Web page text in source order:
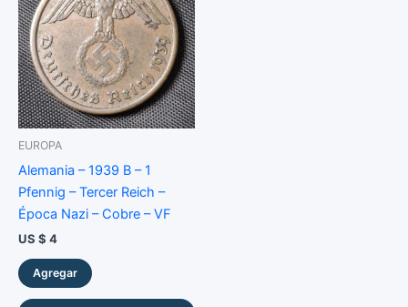
EUROPA
Alemania – 1939 B – 1
Pfennig – Tercer Reich –
Época Nazi – Cobre – VF
US $ 4
Agregar